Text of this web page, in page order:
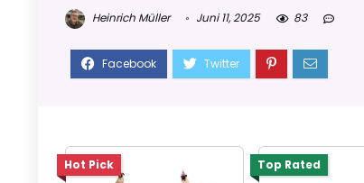
Heinrich Müller Juni 11, 2025 83
Hot Pick Top Rated